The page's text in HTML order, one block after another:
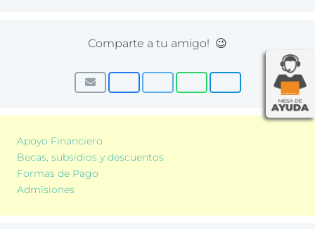
Comparte a tu amigo! 😉
Apoyo Financiero
Becas, subsidios y descuentos
Formas de Pago
Admisiones